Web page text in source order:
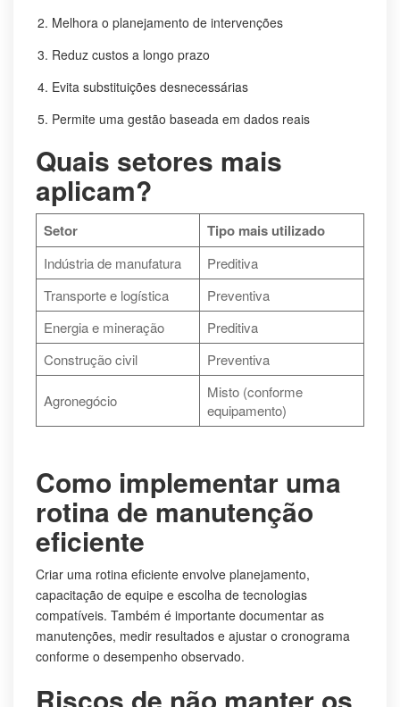
Melhora o planejamento de intervenções
Reduz custos a longo prazo
Evita substituições desnecessárias
Permite uma gestão baseada em dados reais
Quais setores mais
aplicam?
Setor Tipo mais utilizado
Indústria de manufatura
Preditiva
Transporte e logística
Preventiva
Energia e mineração
Preditiva
Construção civil
Preventiva
Agronegócio
Misto (conforme
equipamento)
Como implementar uma
rotina de manutenção
eficiente
Criar uma rotina eficiente envolve planejamento,
capacitação de equipe e escolha de tecnologias
compatíveis. Também é importante documentar as
manutenções, medir resultados e ajustar o cronograma
conforme o desempenho observado.
Riscos de não manter os